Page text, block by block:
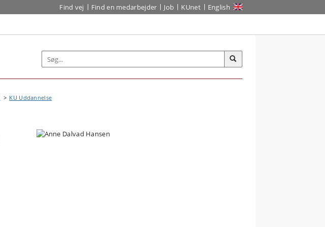
Find vej Find en medarbejder Job KUnet English
KU Uddannelse